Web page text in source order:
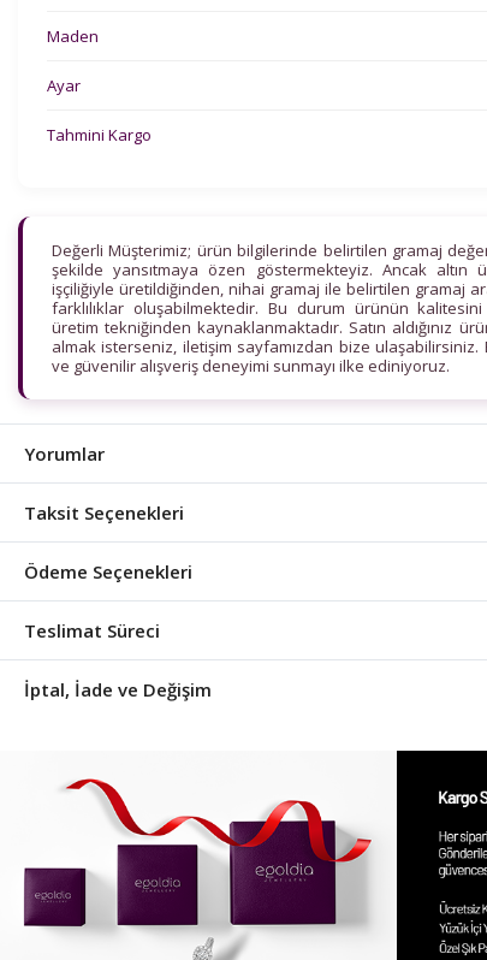
Maden
Ayar
Tahmini Kargo
Değerli Müşterimiz; ürün bilgilerinde belirtilen gramaj
şekilde yansıtmaya özen göstermekteyiz. Ancak altın
işçiliğiyle üretildiğinden, nihai gramaj ile belirtilen gramaj
farklılıklar oluşabilmektedir. Bu durum ürünün
üretim tekniğinden kaynaklanmaktadır. Satın aldığınız
almak isterseniz, iletişim sayfamızdan bize
ve güvenilir alışveriş deneyimi sunmayı ilke ediniyoruz.
Yorumlar
Taksit Seçenekleri
Ödeme Seçenekleri
Teslimat Süreci
İptal, İade ve Değişim